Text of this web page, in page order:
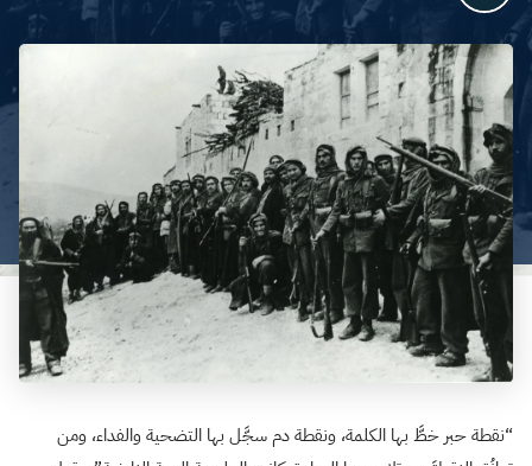
“نقطة حبر خطَّ بها الكلمة، ونقطة دم سجَّل بها التضحية والفداء، ومن